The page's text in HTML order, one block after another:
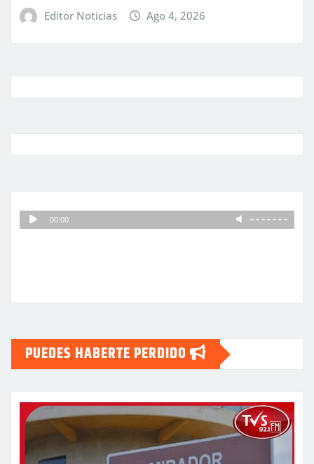
Editor Noticias Ago 4, 2026
PUEDES HABERTE PERDIDO